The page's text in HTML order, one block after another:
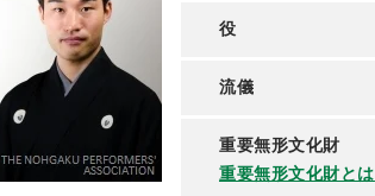
役
流儀
重要無形文化財
重要無形文化財とは